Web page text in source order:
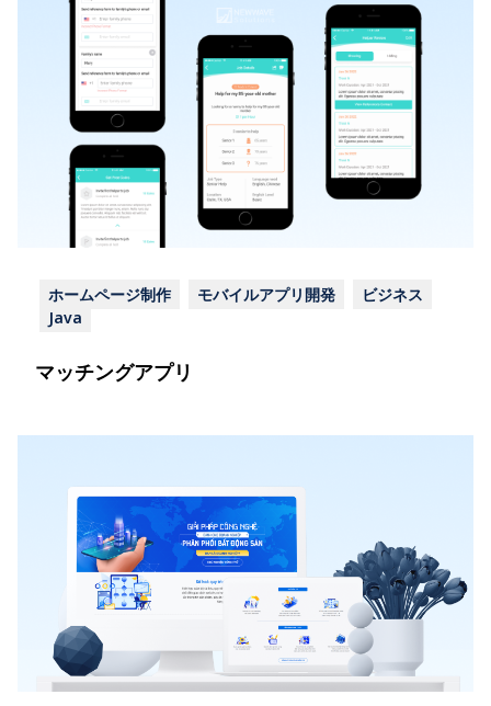
ホームページ制作 モバイルアプリ開発
ビジネス
Java
マッチングアプリ